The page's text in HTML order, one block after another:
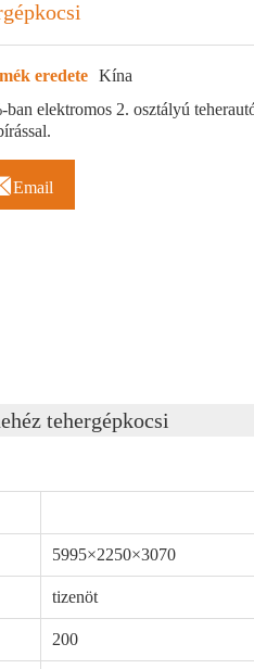
eredete
Kína
ban elektromos 2. osztályú
Email
tehergépkocsi
5995×2250×3070
tizenöt
200